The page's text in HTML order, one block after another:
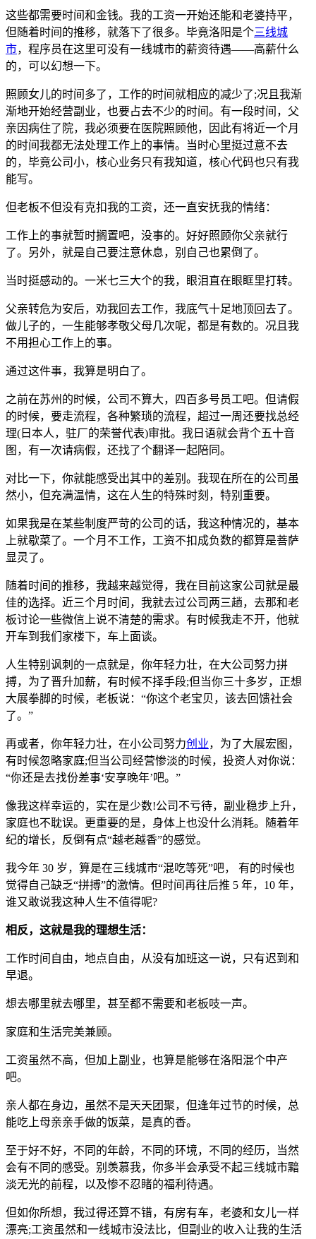
这些都需要时间和金钱。我的工资一开始还能和老婆持平，
但随着时间的推移，就落下了很多。毕竟洛阳是个三线城
市，程序员在这里可没有一线城市的薪资待遇——高薪什么
的，可以幻想一下。
照顾女儿的时间多了，工作的时间就相应的减少了;况且我渐
渐地开始经营副业，也要占去不少的时间。有一段时间，父
亲因病住了院，我必须要在医院照顾他，因此有将近一个月
的时间我都无法处理工作上的事情。当时心里挺过意不去
的，毕竟公司小，核心业务只有我知道，核心代码也只有我
能写。
但老板不但没有克扣我的工资，还一直安抚我的情绪：
工作上的事就暂时搁置吧，没事的。好好照顾你父亲就行
了。另外，就是自己要注意休息，别自己也累倒了。
当时挺感动的。一米七三大个的我，眼泪直在眼眶里打转。
父亲转危为安后，劝我回去工作，我底气十足地顶回去了。
做儿子的，一生能够孝敬父母几次呢，都是有数的。况且我
不用担心工作上的事。
通过这件事，我算是明白了。
之前在苏州的时候，公司不算大，四百多号员工吧。但请假
的时候，要走流程，各种繁琐的流程，超过一周还要找总经
理(日本人，驻厂的荣誉代表)审批。我日语就会背个五十音
图，有一次请病假，还找了个翻译一起陪同。
对比一下，你就能感受出其中的差别。我现在所在的公司虽
然小，但充满温情，这在人生的特殊时刻，特别重要。
如果我是在某些制度严苛的公司的话，我这种情况的，基本
上就歇菜了。一个月不工作，工资不扣成负数的都算是菩萨
显灵了。
随着时间的推移，我越来越觉得，我在目前这家公司就是最
佳的选择。近三个月时间，我就去过公司两三趟，去那和老
板讨论一些微信上说不清楚的需求。有时候我走不开，他就
开车到我们家楼下，车上面谈。
人生特别讽刺的一点就是，你年轻力壮，在大公司努力拼
搏，为了晋升加薪，有时候不择手段;但当你三十多岁，正想
大展拳脚的时候，老板说：“你这个老宝贝，该去回馈社会
了。”
再或者，你年轻力壮，在小公司努力创业，为了大展宏图，
有时候忽略家庭;但当公司经营惨淡的时候，投资人对你说：
“你还是去找份差事‘安享晚年’吧。”
像我这样幸运的，实在是少数!公司不亏待，副业稳步上升，
家庭也不耽误。更重要的是，身体上也没什么消耗。随着年
纪的增长，反倒有点“越老越香”的感觉。
我今年 30 岁，算是在三线城市“混吃等死”吧， 有的时候也
觉得自己缺乏“拼搏”的激情。但时间再往后推 5 年，10 年，
谁又敢说我这种人生不值得呢?
相反，这就是我的理想生活：
工作时间自由，地点自由，从没有加班这一说，只有迟到和
早退。
想去哪里就去哪里，甚至都不需要和老板吱一声。
家庭和生活完美兼顾。
工资虽然不高，但加上副业，也算是能够在洛阳混个中产
吧。
亲人都在身边，虽然不是天天团聚，但逢年过节的时候，总
能吃上母亲亲手做的饭菜，是真的香。
至于好不好，不同的年龄，不同的环境，不同的经历，当然
会有不同的感受。别羡慕我，你多半会承受不起三线城市黯
淡无光的前程，以及惨不忍睹的福利待遇。
但如你所想，我过得还算不错，有房有车，老婆和女儿一样
漂亮;工资虽然和一线城市没法比，但副业的收入让我的生活